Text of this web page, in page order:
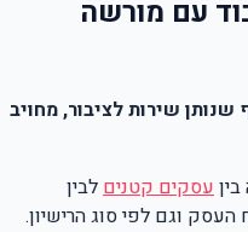
עם מורשה
שירות לציבור, מחויב
עסקים קטנים לבין
העסק וגם לפי סוג הרישיון.